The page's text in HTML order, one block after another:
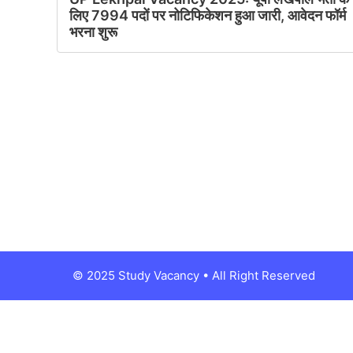
लिए 7994 पदों पर नोटिफिकेशन हुआ जारी, आवेदन फॉर्म
भरना शुरू
© 2025 Study Vacancy • All Right Reserved